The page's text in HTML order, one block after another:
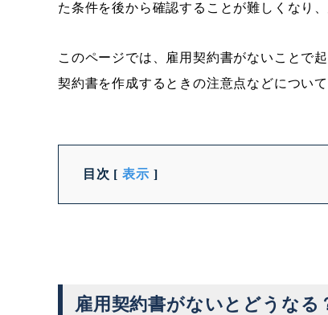
た条件を後から確認することが難しくなり
このページでは、雇用契約書がないことで
契約書を作成するときの注意点などについて
目次 [ 表示 ]
雇用契約書がないとどうなる